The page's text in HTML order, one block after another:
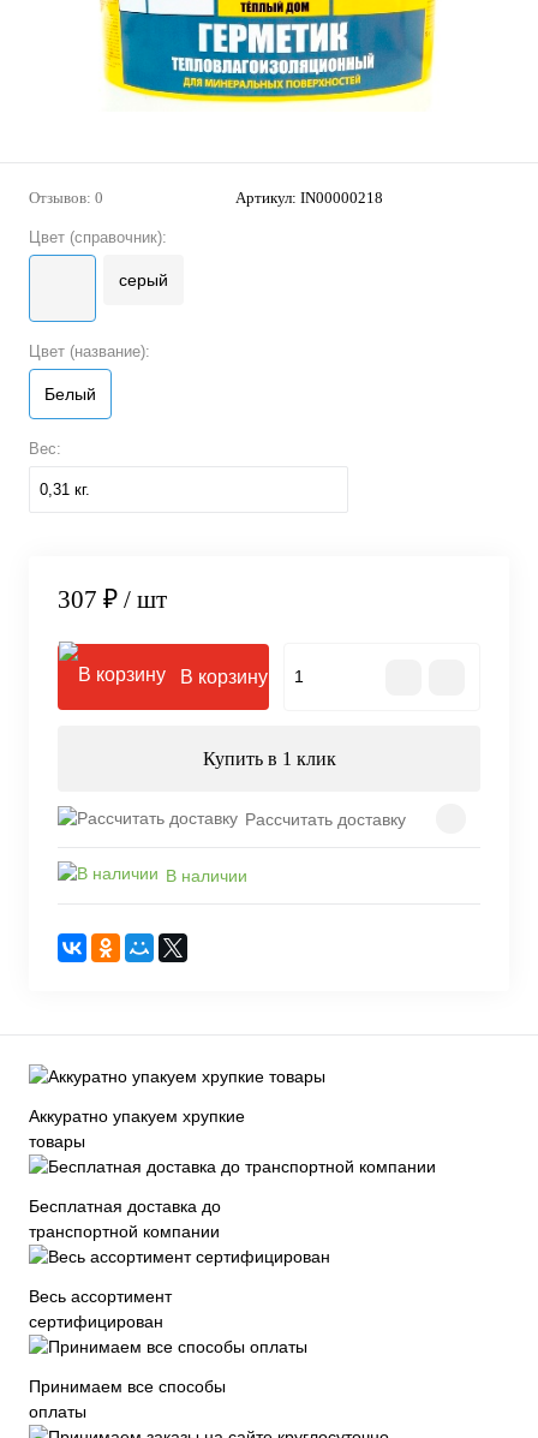
Отзывов: 0 Артикул: IN00000218
Цвет (справочник):
серый
Цвет (название):
Белый
Вес:
0,31 кг.
307 ₽ / шт
В корзину
Купить в 1 клик
Рассчитать доставку
В наличии
Аккуратно упакуем хрупкие
товары
Бесплатная доставка до
транспортной компании
Весь ассортимент
сертифицирован
Принимаем все способы
оплаты